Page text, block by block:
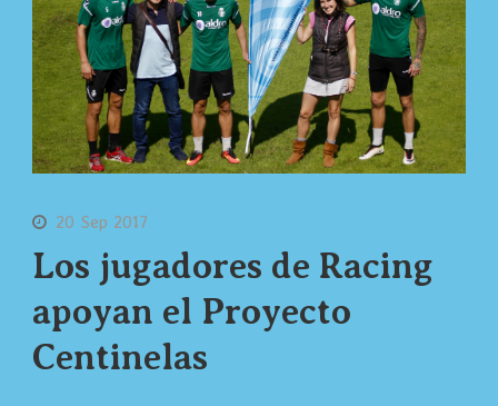
20 Sep 2017
Los jugadores de Racing
apoyan el Proyecto
Centinelas